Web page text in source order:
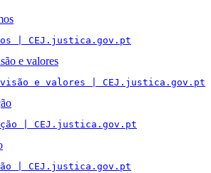
| CEJ.justica.gov.pt
e valores
visão e valores | CEJ.justica.gov.pt
| CEJ.justica.gov.pt
| CEJ.justica.gov.pt